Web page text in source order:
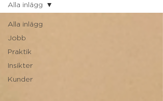
Alla inlägg
Jobb
Praktik
Insikter
Kunder
Alla inlägg